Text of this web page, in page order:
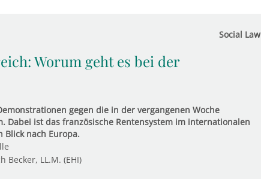
Social Law
Worum geht es bei der
gegen die in der vergangenen Woche
Dabei ist das französische Rentensystem im internationalen
Blick nach Europa.
Becker, LL.M. (EHI)